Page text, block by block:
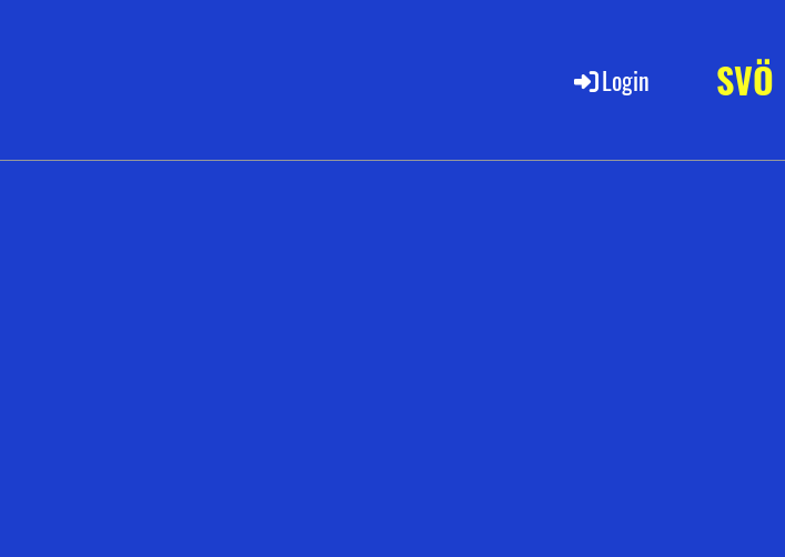
Login SVÖ